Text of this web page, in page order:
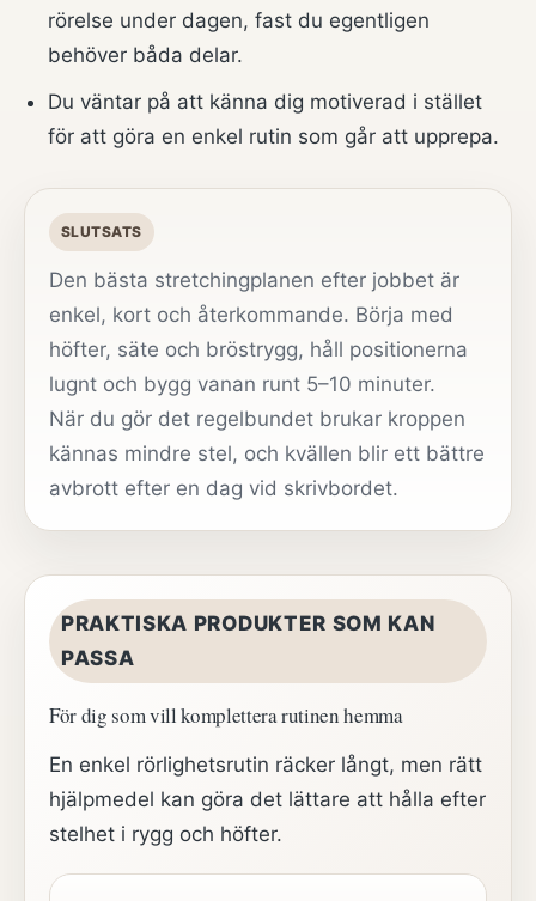
rörelse under dagen, fast du egentligen
behöver båda delar.
Du väntar på att känna dig motiverad i stället
för att göra en enkel rutin som går att upprepa.
SLUTSATS
Den bästa stretchingplanen efter jobbet är
enkel, kort och återkommande. Börja med
höfter, säte och bröstrygg, håll positionerna
lugnt och bygg vanan runt 5–10 minuter.
När du gör det regelbundet brukar kroppen
kännas mindre stel, och kvällen blir ett bättre
avbrott efter en dag vid skrivbordet.
PRAKTISKA PRODUKTER SOM KAN
PASSA
För dig som vill komplettera rutinen hemma
En enkel rörlighetsrutin räcker långt, men rätt
hjälpmedel kan göra det lättare att hålla efter
stelhet i rygg och höfter.